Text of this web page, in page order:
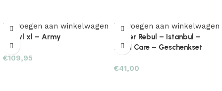
Toevoegen aan winkelwagen
Shawl xl – Army
€109,95
Toevoegen aan winkelwagen
Atelier Rebul – Istanbul –
Hand Care – Geschenkset
€41,00